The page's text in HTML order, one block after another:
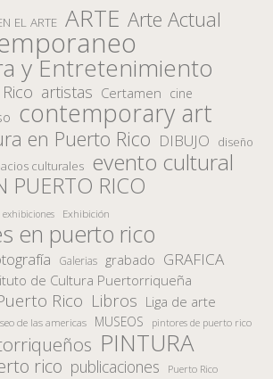
EL ARTE ARTE Arte Actual
y Entretenimiento
artistas Certamen cine
contemporary art
en Puerto Rico DIBUJO diseño
culturales evento cultural
PUERTO RICO
exhibiciones Exhibición
en puerto rico
Galerias grabado GRAFICA
de Cultura Puertorriqueña
Rico Libros Liga de arte
de las americas MUSEOS pintores de puerto rico
PINTURA
rico publicaciones Puerto Rico